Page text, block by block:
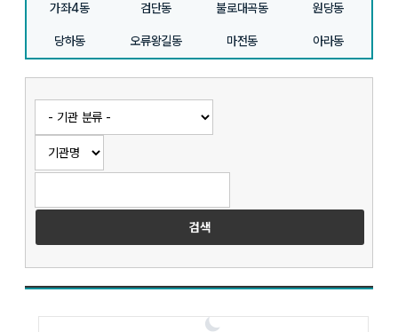
가좌4동 검단동 불로대곡동 원당동
당하동 오류왕길동 마전동 아라동